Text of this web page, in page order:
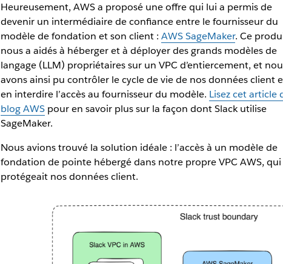
Heureusement, AWS a proposé une offre qui lui a permis de
devenir un intermédiaire de confiance entre le fournisseur du
modèle de fondation et son client : AWS SageMaker. Ce
nous a aidés à héberger et à déployer des grands modèles de
langage (LLM) propriétaires sur un VPC d’entiercement, et
avons ainsi pu contrôler le cycle de vie de nos données client
en interdire l’accès au fournisseur du modèle. Lisez cet article
blog AWSpour en savoir plus sur la façon dont Slack utilise
SageMaker.
Nous avions trouvé la solution idéale : l’accès à un modèle de
fondation de pointe hébergé dans notre propre VPC AWS, qui
protégeait nos données client.